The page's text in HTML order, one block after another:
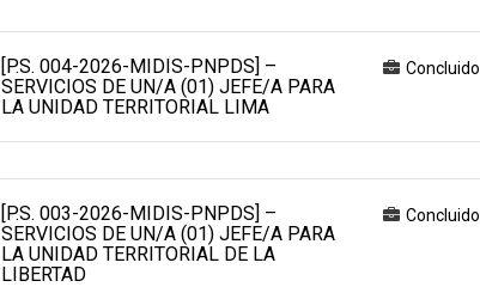
[P.S. 004-2026-MIDIS-PNPDS] –
SERVICIOS DE UN/A (01) JEFE/A PARA
LA UNIDAD TERRITORIAL LIMA
Concluido
[P.S. 003-2026-MIDIS-PNPDS] –
SERVICIOS DE UN/A (01) JEFE/A PARA
LA UNIDAD TERRITORIAL DE LA
LIBERTAD
Concluido